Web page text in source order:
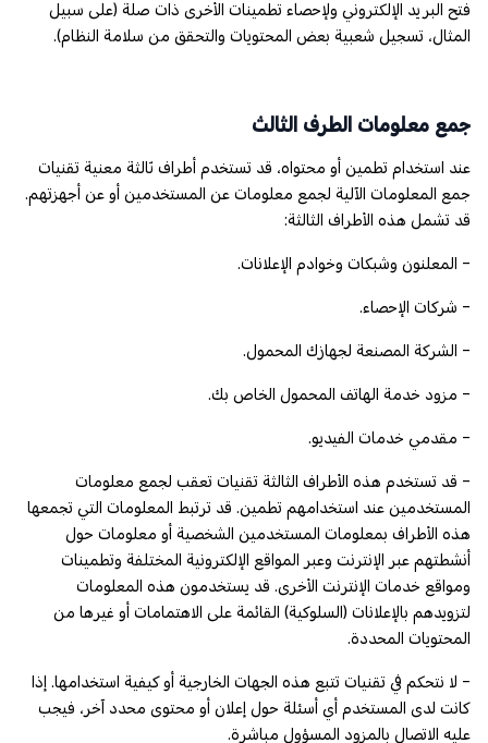
فتح البريد الإلكتروني ولإحصاء تطمينات الأخرى ذات صلة (على سبيل
المثال، تسجيل شعبية بعض المحتويات والتحقق من سلامة النظام).
جمع معلومات الطرف الثالث
عند استخدام تطمين أو محتواه، قد تستخدم أطراف ثالثة معنية تقنيات
جمع المعلومات الآلية لجمع معلومات عن المستخدمين أو عن أجهزتهم.
قد تشمل هذه الأطراف الثالثة:
- المعلنون وشبكات وخوادم الإعلانات.
- شركات الإحصاء.
- الشركة المصنعة لجهازك المحمول.
- مزود خدمة الهاتف المحمول الخاص بك.
- مقدمي خدمات الفيديو.
- قد تستخدم هذه الأطراف الثالثة تقنيات تعقب لجمع معلومات
المستخدمين عند استخدامهم تطمين. قد ترتبط المعلومات التي تجمعها
هذه الأطراف بمعلومات المستخدمين الشخصية أو معلومات حول
أنشطتهم عبر الإنترنت وعبر المواقع الإلكترونية المختلفة وتطمينات
ومواقع خدمات الإنترنت الأخرى. قد يستخدمون هذه المعلومات
لتزويدهم بالإعلانات (السلوكية) القائمة على الاهتمامات أو غيرها من
المحتويات المحددة.
- لا نتحكم في تقنيات تتبع هذه الجهات الخارجية أو كيفية استخدامها. إذا
كانت لدى المستخدم أي أسئلة حول إعلان أو محتوى محدد آخر، فيجب
عليه الاتصال بالمزود المسؤول مباشرة.